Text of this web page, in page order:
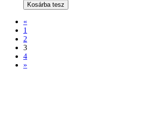
Kosárba tesz
«
1
2
3
4
»